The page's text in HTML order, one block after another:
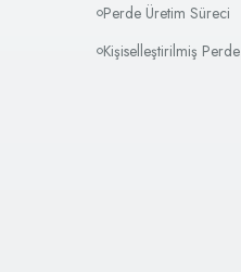
Perde Üretim Süreci
Kişiselleştirilmiş Perde